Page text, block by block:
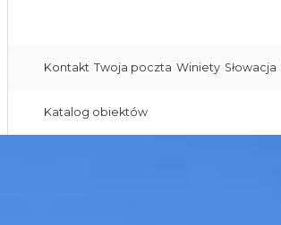
Kontakt Twoja poczta Winiety Słowacja
Katalog obiektów